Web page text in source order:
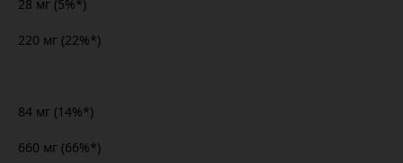
28 мг (5%*)
220 мг (22%*)
84 мг (14%*)
660 мг (66%*)